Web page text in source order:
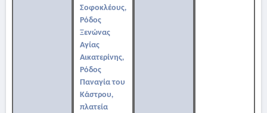
Σοφοκλέους,
Ρόδος
Ξενώνας
Αγίας
Αικατερίνης,
Ρόδος
Παναγία του
Κάστρου,
πλατεία